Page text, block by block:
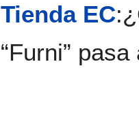
Tienda EC
“Furni”